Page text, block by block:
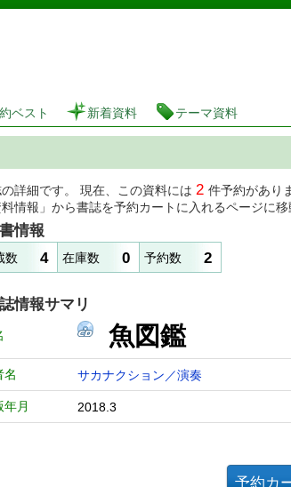
図書館 蔵書検索・予約システム
ベスト 新着資料 テーマ資料
詳細です。 現在、この資料には 2 件予約があり
情報」から書誌を予約カートに入れるページに移
情報
数 4 在庫数 0 予約数 2
情報サマリ
魚図鑑
名 サカナクション／演奏
年月 2018.3